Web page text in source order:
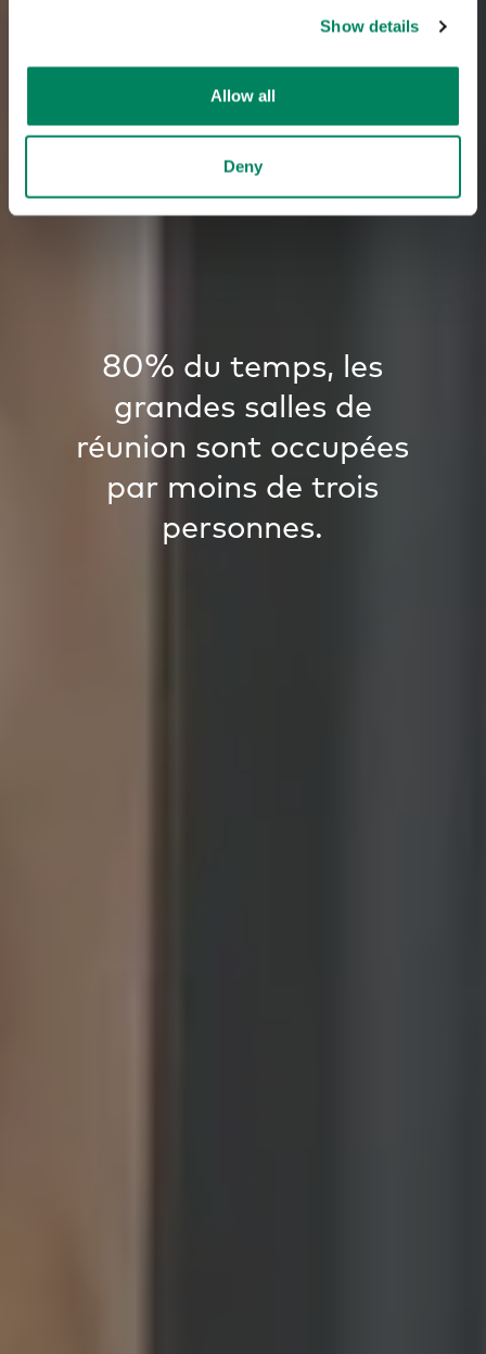
Show details
Allow all
Deny
80% du temps, les
grandes salles de
réunion sont occupées
par moins de trois
personnes.